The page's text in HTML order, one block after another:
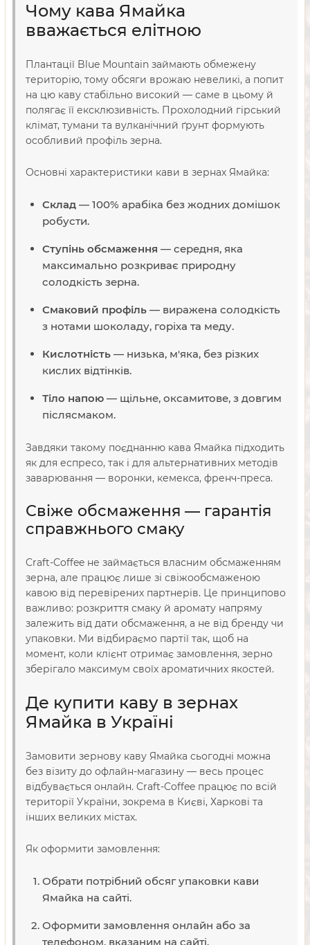
Чому кава Ямайка
вважається елітною
Плантації Blue Mountain займають обмежену
територію, тому обсяги врожаю невеликі, а попит
на цю каву стабільно високий — саме в цьому й
полягає її ексклюзивність. Прохолодний гірський
клімат, тумани та вулканічний ґрунт формують
особливий профіль зерна.
Основні характеристики кави в зернах Ямайка:
Склад — 100% арабіка без жодних домішок
робусти.
Ступінь обсмаження — середня, яка
максимально розкриває природну
солодкість зерна.
Смаковий профіль — виражена солодкість
з нотами шоколаду, горіха та меду.
Кислотність — низька, м'яка, без різких
кислих відтінків.
Тіло напою — щільне, оксамитове, з довгим
післясмаком.
Завдяки такому поєднанню кава Ямайка підходить
як для еспресо, так і для альтернативних методів
заварювання — воронки, кемекса, френч-преса.
Свіже обсмаження — гарантія
справжнього смаку
Craft-Coffee не займається власним обсмаженням
зерна, але працює лише зі свіжообсмаженою
кавою від перевірених партнерів. Це принципово
важливо: розкриття смаку й аромату напряму
залежить від дати обсмаження, а не від бренду чи
упаковки. Ми відбираємо партії так, щоб на
момент, коли клієнт отримає замовлення, зерно
зберігало максимум своїх ароматичних якостей.
Де купити каву в зернах
Ямайка в Україні
Замовити зернову каву Ямайка сьогодні можна
без візиту до офлайн-магазину — весь процес
відбувається онлайн. Craft-Coffee працює по всій
території України, зокрема в Києві, Харкові та
інших великих містах.
Як оформити замовлення:
Обрати потрібний обсяг упаковки кави
Ямайка на сайті.
Оформити замовлення онлайн або за
телефоном, вказаним на сайті.